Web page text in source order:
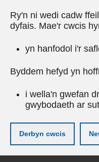
Ry'n ni wedi cadw
dyfais. Mae'r cwcis
yn hanfodol i'r
Byddem hefyd yn
i wella'n gwefan
gwybodaeth ar
Derbyn cwcis